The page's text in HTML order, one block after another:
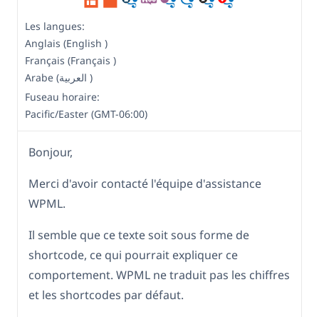
Les langues:
Anglais (English )
Français (Français )
Arabe (العربية )
Fuseau horaire:
Pacific/Easter (GMT-06:00)
Bonjour,
Merci d'avoir contacté l'équipe d'assistance
WPML.
Il semble que ce texte soit sous forme de
shortcode, ce qui pourrait expliquer ce
comportement. WPML ne traduit pas les chiffres
et les shortcodes par défaut.